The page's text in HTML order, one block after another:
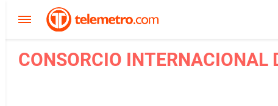
CONSORCIO INTERNACIONAL